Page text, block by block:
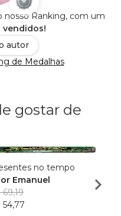
nosso Ranking, com um
vendidos!
autor
de Medalhas
gostar de
no tempo
Emanuel
69,19
54,77
Mari